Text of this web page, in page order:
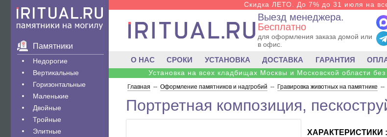
Памятники
Недорогие
Вертикальные
Горизонтальные
Маленькие
Двойные
Тройные
Элитные
Скидка ЛЕТО. До 7% до 31 июля на все
Выезд менеджера.
Бесплатно
для оформления заказа домой или
в офис.
О НАС СРОКИ УСТАНОВКА ДОСТАВКА ГАРАНТИЯ
Установка на всех кладбищах Москвы и Московской области
Главная -- Оформление памятников и надгробий -- Гравировка животных на памятнике --
Портретная композиция,
ХАРАКТЕРИСТИКИ :